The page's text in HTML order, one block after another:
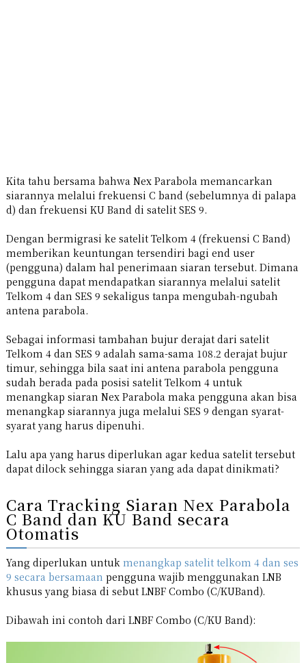
Kita tahu bersama bahwa Nex Parabola memancarkan
siarannya melalui frekuensi C band (sebelumnya di palapa
d) dan frekuensi KU Band di satelit SES 9.
Dengan bermigrasi ke satelit Telkom 4 (frekuensi C Band)
memberikan keuntungan tersendiri bagi end user
(pengguna) dalam hal penerimaan siaran tersebut. Dimana
pengguna dapat mendapatkan siarannya melalui satelit
Telkom 4 dan SES 9 sekaligus tanpa mengubah-ngubah
antena parabola.
Sebagai informasi tambahan bujur derajat dari satelit
Telkom 4 dan SES 9 adalah sama-sama 108.2 derajat bujur
timur, sehingga bila saat ini antena parabola pengguna
sudah berada pada posisi satelit Telkom 4 untuk
menangkap siaran Nex Parabola maka pengguna akan bisa
menangkap siarannya juga melalui SES 9 dengan syarat-
syarat yang harus dipenuhi.
Lalu apa yang harus diperlukan agar kedua satelit tersebut
dapat dilock sehingga siaran yang ada dapat dinikmati?
Cara Tracking Siaran Nex Parabola
C Band dan KU Band secara
Otomatis
Yang diperlukan untuk menangkap satelit telkom 4 dan ses
9 secara bersamaan pengguna wajib menggunakan LNB
khusus yang biasa di sebut LNBF Combo (C/KUBand).
Dibawah ini contoh dari LNBF Combo (C/KU Band):